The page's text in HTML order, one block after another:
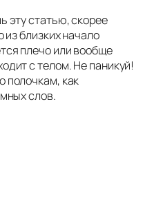
эту статью, скорее
из близких начало
плечо или вообще
с телом. Не паникуй!
полочкам, как
слов.